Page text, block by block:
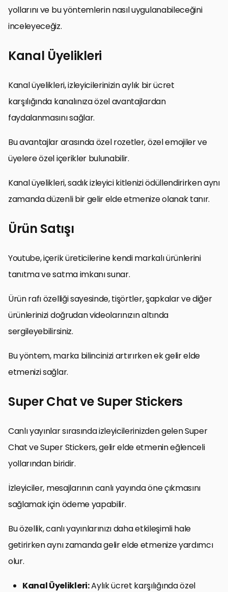
yollarını ve bu yöntemlerin nasıl uygulanabileceğini
inceleyeceğiz.
Kanal Üyelikleri
Kanal üyelikleri, izleyicilerinizin aylık bir ücret
karşılığında kanalınıza özel avantajlardan
faydalanmasını sağlar.
Bu avantajlar arasında özel rozetler, özel emojiler ve
üyelere özel içerikler bulunabilir.
Kanal üyelikleri, sadık izleyici kitlenizi ödüllendirirken aynı
zamanda düzenli bir gelir elde etmenize olanak tanır.
Ürün Satışı
Youtube, içerik üreticilerine kendi markalı ürünlerini
tanıtma ve satma imkanı sunar.
Ürün rafı özelliği sayesinde, tişörtler, şapkalar ve diğer
ürünlerinizi doğrudan videolarınızın altında
sergileyebilirsiniz.
Bu yöntem, marka bilincinizi artırırken ek gelir elde
etmenizi sağlar.
Super Chat ve Super Stickers
Canlı yayınlar sırasında izleyicilerinizden gelen Super
Chat ve Super Stickers, gelir elde etmenin eğlenceli
yollarından biridir.
İzleyiciler, mesajlarının canlı yayında öne çıkmasını
sağlamak için ödeme yapabilir.
Bu özellik, canlı yayınlarınızı daha etkileşimli hale
getirirken aynı zamanda gelir elde etmenize yardımcı
olur.
Kanal Üyelikleri:Aylık ücret karşılığında özel